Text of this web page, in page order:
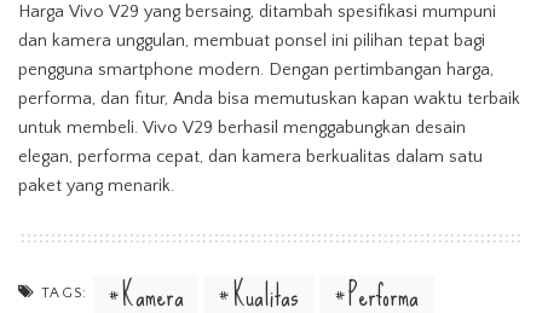
Harga Vivo V29 yang bersaing, ditambah spesifikasi mumpuni
dan kamera unggulan, membuat ponsel ini pilihan tepat bagi
pengguna smartphone modern. Dengan pertimbangan harga,
performa, dan fitur, Anda bisa memutuskan kapan waktu terbaik
untuk membeli. Vivo V29 berhasil menggabungkan desain
elegan, performa cepat, dan kamera berkualitas dalam satu
paket yang menarik.
TAGS: Kamera Kualitas Performa